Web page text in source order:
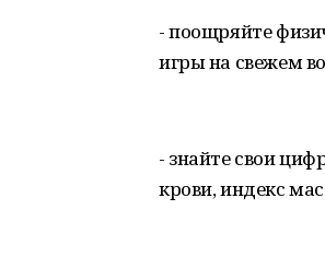
- поощряйте
игры на свежем
- знайте свои
крови, индекс